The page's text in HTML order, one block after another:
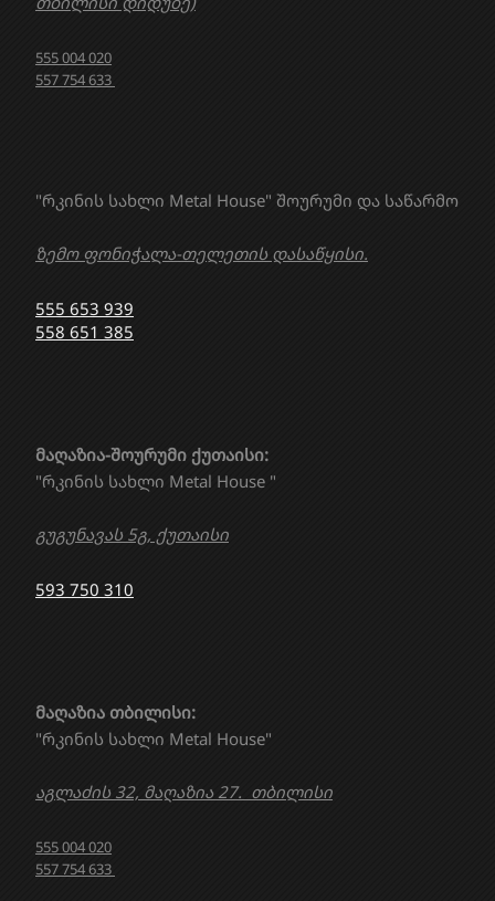
"რკინის სახლი Metal House" შოურუმი და საწარმო
ზემო ფონიჭალა-თელეთის დასაწყისი.
555 653 939
558 651 385
მაღაზია თბილისი:
"რკინის სახლი Metal House"
აგლაძის 32, მაღაზია 27. თბილისი
555 004 020
557 754 633
მაღაზია-შოურუმი ქუთაისი:
"რკინის სახლი Metal House "
გუგუნავას 5გ, ქუთაისი
593 750 310
555 004 020
557 754 633